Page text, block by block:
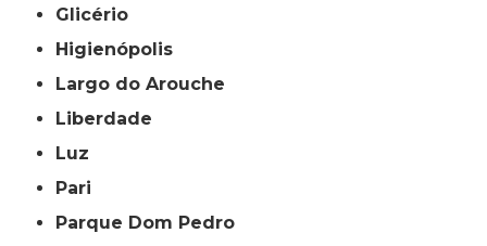
Glicério
Higienópolis
Largo do Arouche
Liberdade
Luz
Pari
Parque Dom Pedro